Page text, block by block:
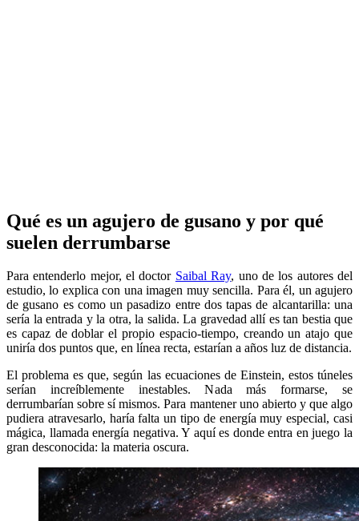
Qué es un agujero de gusano y por qué
suelen derrumbarse
Para entenderlo mejor, el doctor Saibal Ray, uno de los autores del
estudio, lo explica con una imagen muy sencilla. Para él, un agujero
de gusano es como un pasadizo entre dos tapas de alcantarilla: una
sería la entrada y la otra, la salida. La gravedad allí es tan bestia que
es capaz de doblar el propio espacio-tiempo, creando un atajo que
uniría dos puntos que, en línea recta, estarían a años luz de distancia.
El problema es que, según las ecuaciones de Einstein, estos túneles
serían increíblemente inestables. Nada más formarse, se
derrumbarían sobre sí mismos. Para mantener uno abierto y que algo
pudiera atravesarlo, haría falta un tipo de energía muy especial, casi
mágica, llamada energía negativa. Y aquí es donde entra en juego la
gran desconocida: la materia oscura.